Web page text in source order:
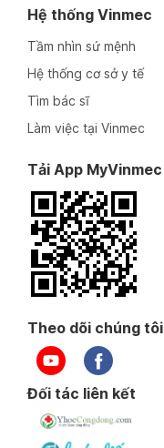
Thông tin bác sĩ
Thạc sĩ Bác sĩ nội trú
Thông tin bác sĩ
Hệ thống Vinmec
Tầm nhìn sứ mệnh
Hệ thống cơ sở y tế
Tìm bác sĩ
Làm việc tại Vinmec
Tải App MyVinmec
Theo dõi chúng tôi
Đối tác liên kết